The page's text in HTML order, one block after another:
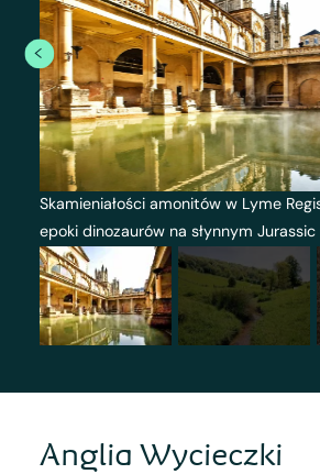
Skamieniałości amonitów w Lyme
epoki dinozaurów na słynnym Jurassic
1/35
Anglia Wycieczki